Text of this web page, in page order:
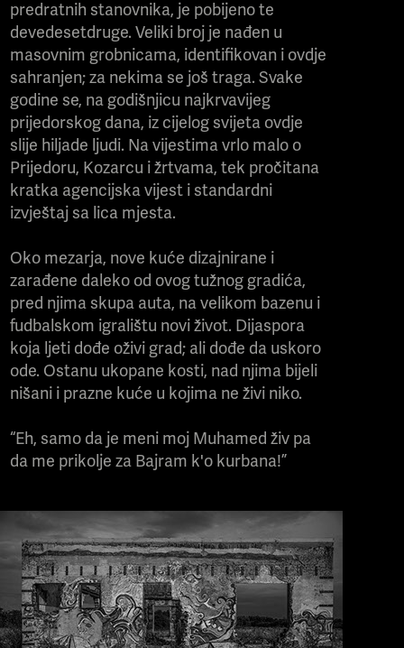
predratnih stanovnika, je pobijeno te
devedesetdruge. Veliki broj je nađen u
masovnim grobnicama, identifikovan i ovdje
sahranjen; za nekima se još traga. Svake
godine se, na godišnjicu najkrvavijeg
prijedorskog dana, iz cijelog svijeta ovdje
slije hiljade ljudi. Na vijestima vrlo malo o
Prijedoru, Kozarcu i žrtvama, tek pročitana
kratka agencijska vijest i standardni
izvještaj sa lica mjesta.
Oko mezarja, nove kuće dizajnirane i
zarađene daleko od ovog tužnog gradića,
pred njima skupa auta, na velikom bazenu i
fudbalskom igralištu novi život. Dijaspora
koja ljeti dođe oživi grad; ali dođe da uskoro
ode. Ostanu ukopane kosti, nad njima bijeli
nišani i prazne kuće u kojima ne živi niko.
“Eh, samo da je meni moj Muhamed živ pa
da me prikolje za Bajram k'o kurbana!”